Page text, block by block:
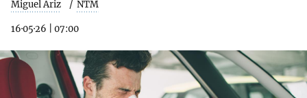
Miguel Ariz NTM
16·05·26 07:00